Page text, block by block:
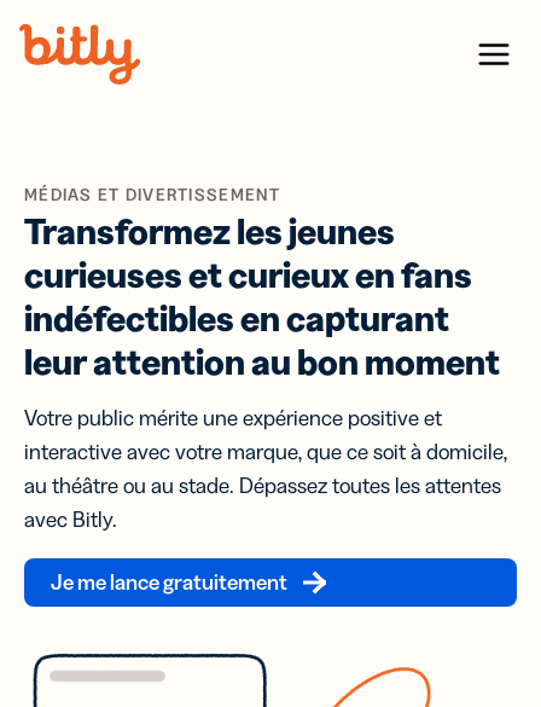
Menu
MÉDIAS ET DIVERTISSEMENT
Transformez les jeunes
curieuses et curieux en fans
indéfectibles en capturant
leur attention au bon moment
Votre public mérite une expérience positive et
interactive avec votre marque, que ce soit à domicile,
au théâtre ou au stade. Dépassez toutes les attentes
avec Bitly.
Je me lance gratuitement